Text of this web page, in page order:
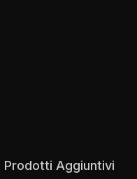
Prodotti Aggiuntivi